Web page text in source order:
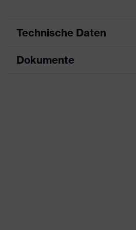
Technische Daten
Produktart
Dokumente